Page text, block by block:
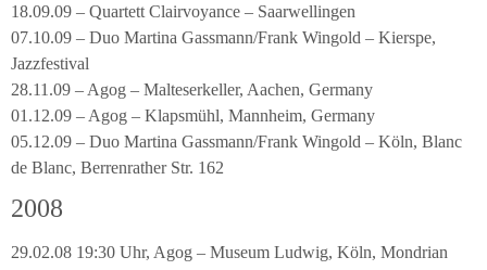
18.09.09 – Quartett Clairvoyance – Saarwellingen
07.10.09 – Duo Martina Gassmann/Frank Wingold – Kierspe,
Jazzfestival
28.11.09 – Agog – Malteserkeller, Aachen, Germany
01.12.09 – Agog – Klapsmühl, Mannheim, Germany
05.12.09 – Duo Martina Gassmann/Frank Wingold – Köln, Blanc
de Blanc, Berrenrather Str. 162
2008
29.02.08 19:30 Uhr, Agog – Museum Ludwig, Köln, Mondrian